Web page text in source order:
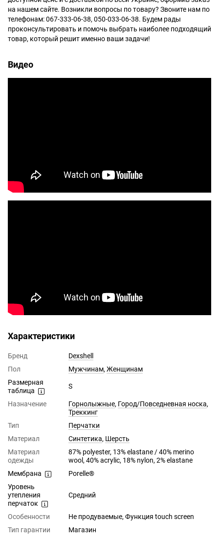
на нашем сайте. Возникли вопросы по товару? Звоните нам по
телефонам: 067-333-06-38, 050-033-06-38. Будем рады
проконсультировать и помочь выбрать наиболее подходящий
товар, который решит именно ваши задачи!
Видео
Характеристики
Бренд
Dexshell
Пол
Мужчинам, Женщинам
Размерная
таблица
S
Назначение Горнолыжные, Город/Повседневная носка,
Треккинг
Тип
Перчатки
Материал
Синтетика, Шерсть
Материал
одежды
87% polyester, 13% elastane / 40% merino
wool, 40% acrylic, 18% nylon, 2% elastane
Мембрана
Porelle®
Уровень
утепления
перчаток
Средний
Особенности
Не продуваемые, Функция touch screen
Тип гарантии
Магазин